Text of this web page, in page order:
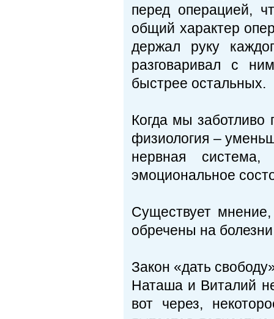
перед операцией,
общий характер
держал руку
разговаривал с
быстрее остальных.
Когда мы заботливо
физиология –
нервная система,
эмоциональное
Существует
обречены на
Закон «дать
Наташа и Виталий
вот через,